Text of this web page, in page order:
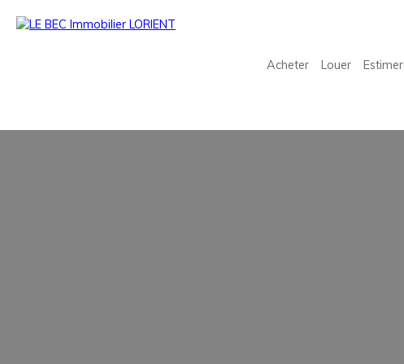
Acheter Louer Estimer